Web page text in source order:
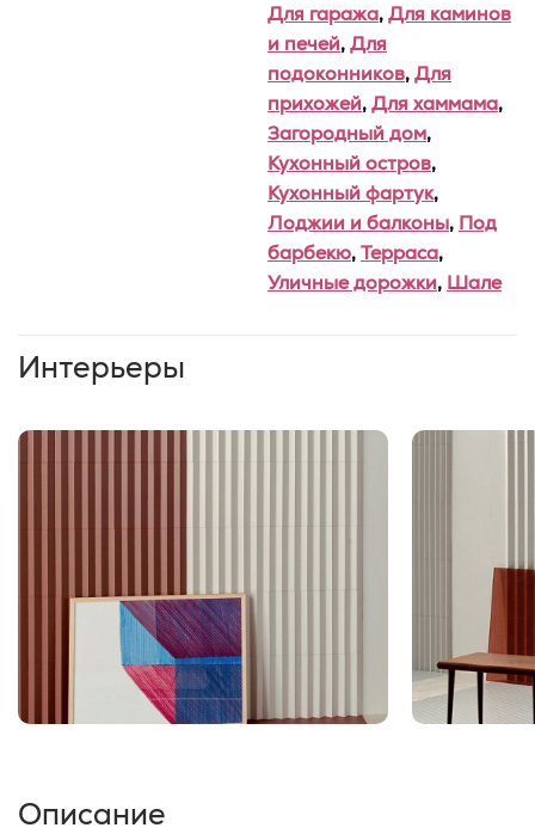
Для гаража,Для каминов
и печей,Для
подоконников,Для
прихожей,Для хаммама,
Загородный дом,
Кухонный остров,
Кухонный фартук,
Лоджии и балконы, Под
барбекю,Терраса,
Уличные дорожки, Шале
Интерьеры
Описание